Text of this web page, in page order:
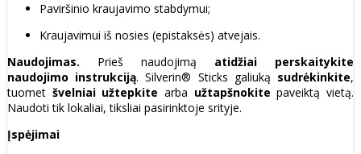
Paviršinio kraujavimo stabdymui;
Kraujavimui iš nosies (epistaksės) atvejais.
Naudojimas. Prieš naudojimą atidžiai perskaitykite
naudojimo instrukciją. Silverin® Sticks galiuką sudrėkinkite,
tuomet švelniai užtepkite arba užtapšnokite paveiktą vietą.
Naudoti tik lokaliai, tiksliai pasirinktoje srityje.
Įspėjimai